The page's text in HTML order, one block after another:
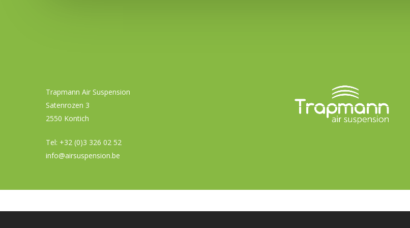
Trapmann Air Suspension
Satenrozen 3
2550 Kontich
Tel: +32 (0)3 326 02 52
info@airsuspension.be